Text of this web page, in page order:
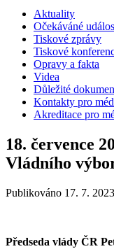
Aktuality
Očekáváné
Tiskové zprávy
Tiskové
Opravy a fakta
Videa
Důležité
Kontakty pro
Akreditace pro
18. července
Vládního
Publikováno 17. 7.
Předseda vlády ČR